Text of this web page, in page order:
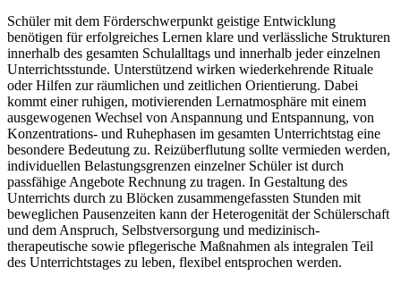
Schüler mit dem Förderschwerpunkt geistige Entwicklung
benötigen für erfolgreiches Lernen klare und verlässliche Strukturen
innerhalb des gesamten Schulalltags und innerhalb jeder einzelnen
Unterrichtsstunde. Unterstützend wirken wiederkehrende Rituale
oder Hilfen zur räumlichen und zeitlichen Orientierung. Dabei
kommt einer ruhigen, motivierenden Lernatmosphäre mit einem
ausgewogenen Wechsel von Anspannung und Entspannung, von
Konzentrations- und Ruhephasen im gesamten Unterrichtstag eine
besondere Bedeutung zu. Reizüberflutung sollte vermieden werden,
individuellen Belastungsgrenzen einzelner Schüler ist durch
passfähige Angebote Rechnung zu tragen. In Gestaltung des
Unterrichts durch zu Blöcken zusammengefassten Stunden mit
beweglichen Pausenzeiten kann der Heterogenität der Schülerschaft
und dem Anspruch, Selbstversorgung und medizinisch-
therapeutische sowie pflegerische Maßnahmen als integralen Teil
des Unterrichtstages zu leben, flexibel entsprochen werden.